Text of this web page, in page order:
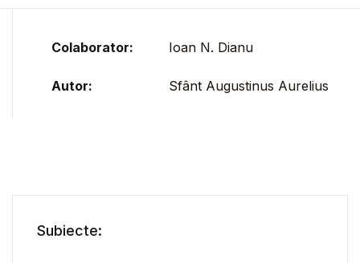
Colaborator: Ioan N. Dianu
Autor: Sfânt Augustinus Aurelius
Subiecte: